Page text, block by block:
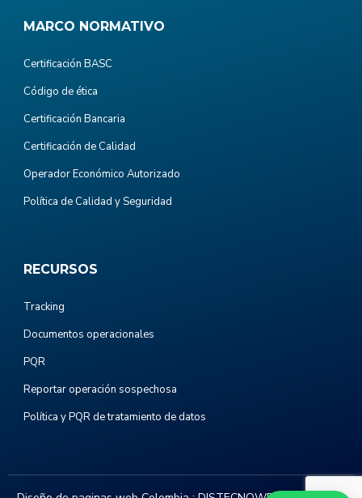
MARCO NORMATIVO
Certificación BASC
Código de ética
Certificación Bancaria
Certificación de Calidad
Operador Económico Autorizado
Política de Calidad y Seguridad
RECURSOS
Tracking
Documentos operacionales
PQR
Reportar operación sospechosa
Política y PQR de tratamiento de datos